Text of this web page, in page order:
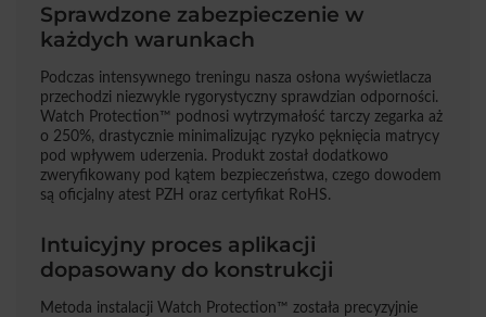
Sprawdzone zabezpieczenie w
każdych warunkach
Podczas intensywnego treningu nasza osłona wyświetlacza
przechodzi niezwykle rygorystyczny sprawdzian odporności.
Watch Protection™ podnosi wytrzymałość tarczy zegarka aż
o 250%, drastycznie minimalizując ryzyko pęknięcia matrycy
pod wpływem uderzenia. Produkt został dodatkowo
zweryfikowany pod kątem bezpieczeństwa, czego dowodem
są oficjalny atest PZH oraz certyfikat RoHS.
Intuicyjny proces aplikacji
dopasowany do konstrukcji
Metoda instalacji Watch Protection™ została precyzyjnie